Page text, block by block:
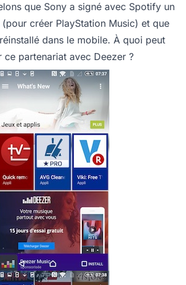
que Sony a signé avec Spotify un
créer PlayStation Music) et que
dans le mobile. À quoi peut
partenariat avec Deezer ?